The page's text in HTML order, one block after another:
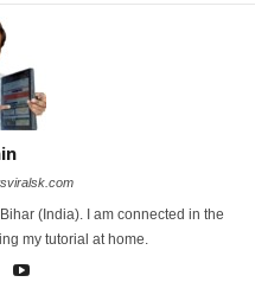
(India). I am connected in the
my tutorial at home.